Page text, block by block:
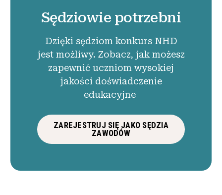
Sędziowie potrzebni
Dzięki sędziom konkurs NHD
jest możliwy. Zobacz, jak możesz
zapewnić uczniom wysokiej
jakości doświadczenie
edukacyjne
ZAREJESTRUJ SIĘ JAKO SĘDZIA
ZAWODÓW